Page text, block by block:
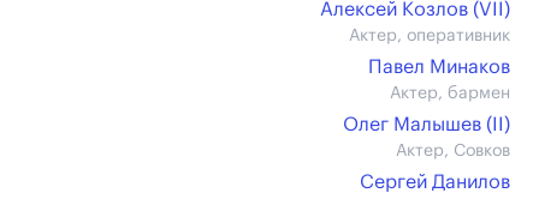
Алексей Козлов (VII)
Актер, оперативник
Павел Минаков
Актер, бармен
Олег Малышев (II)
Актер, Совков
Сергей Данилов